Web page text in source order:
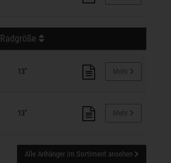
Radgröße
13"
13"
Alle Anhänger im Sortiment ansehen